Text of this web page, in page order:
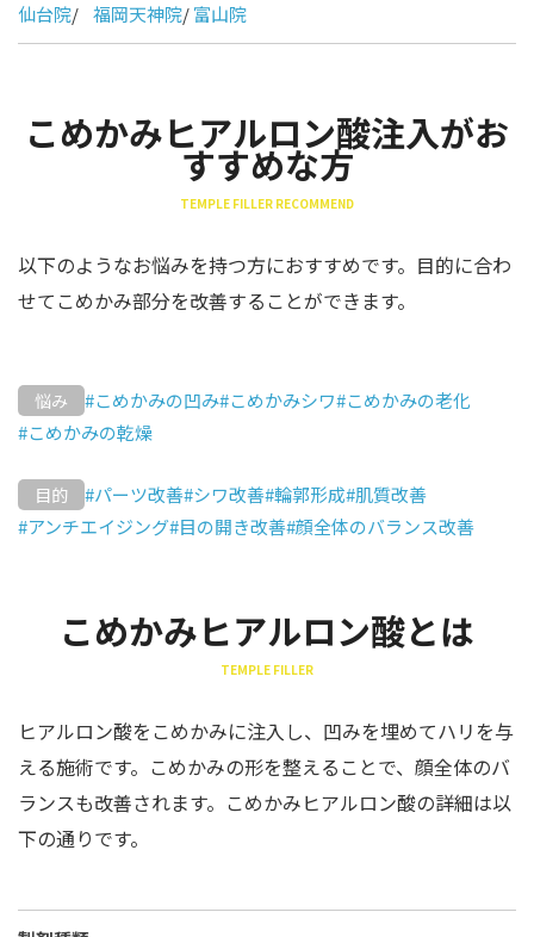
仙台院/ 福岡天神院/富山院
こめかみヒアルロン酸注入がお
すすめな方
TEMPLE FILLER RECOMMEND
以下のようなお悩みを持つ方におすすめです。目的に合わ
せてこめかみ部分を改善することができます。
悩み #こめかみの凹み#こめかみシワ#こめかみの老化
#こめかみの乾燥
目的 #パーツ改善#シワ改善#輪郭形成#肌質改善
#アンチエイジング#目の開き改善#顔全体のバランス改善
こめかみヒアルロン酸とは
TEMPLE FILLER
ヒアルロン酸をこめかみに注入し、凹みを埋めてハリを与
える施術です。こめかみの形を整えることで、顔全体のバ
ランスも改善されます。こめかみヒアルロン酸の詳細は以
下の通りです。